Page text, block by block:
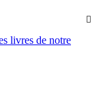

livres de notre